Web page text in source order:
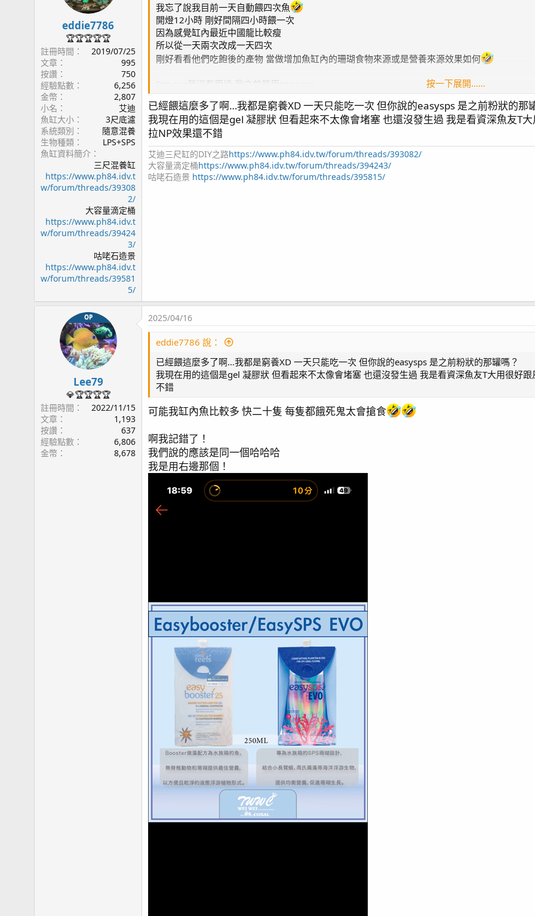
eddie7786
🏆🏆🏆🏆🏆
註冊時間
2019/07/25
文章
995
按讚
750
經驗點數
6,256
金幣
2,807
小名
艾迪
魚缸大小
3尺底濾
系統類別
隨意混養
生物種類
LPS+SPS
魚缸資料簡介
三尺混養缸
https://www.ph84.idv.t
w/forum/threads/39308
2/
大容量滴定桶
https://www.ph84.idv.t
w/forum/threads/39424
3/
咕咾石造景
https://www.ph84.idv.t
w/forum/threads/39581
5/
我忘了說我目前一天自動餵四次魚
開燈12小時 剛好間隔四小時餵一次
因為感覺缸內最近中國龍比較瘦
所以從一天兩次改成一天四次
剛好看看他們吃飽後的產物 當做增加魚缸內的珊瑚食物來源或是營養來源效果如何
Sps evo我沒有用過 我之前是用easy sps
我常常發現滴定管會阻塞
沒發現持續好一陣子都沒滴出來就算了 要處理還很麻煩…
我已經試過逆止閥都拿掉讓管路近乎直通 或是固定三小時滴微量出來保持管內持續輸出
都沒有用…
用過三小包 從來都沒有用完過
這種不穩定的情況我不喜歡 發誓再也不用了
按一下展開……
已經餵這麼多了啊…我都是窮養XD 一天只能吃一次 但你說的easysps 是之前粉狀的那
我現在用的這個是gel 凝膠狀 但看起來不太像會堵塞 也還沒發生過 我是看資深魚友T
拉NP效果還不錯
艾迪三尺缸的DIY之路https://www.ph84.idv.tw/forum/threads/393082/
大容量滴定桶https://www.ph84.idv.tw/forum/threads/394243/
咕咾石造景 https://www.ph84.idv.tw/forum/threads/395815/
OP
Lee79
💎🏆🏆🏆🏆
註冊時間
2022/11/15
文章
1,193
按讚
637
經驗點數
6,806
金幣
8,678
2025/04/16
eddie7786 說：
已經餵這麼多了啊…我都是窮養XD 一天只能吃一次 但你說的easysps 是之前粉狀的那罐嗎？
我現在用的這個是gel 凝膠狀 但看起來不太像會堵塞 也還沒發生過 我是看資深魚友T大用很好
不錯
可能我缸內魚比較多 快二十隻 每隻都餓死鬼太會搶食
啊我記錯了！
我們說的應該是同一個哈哈哈
我是用右邊那個！